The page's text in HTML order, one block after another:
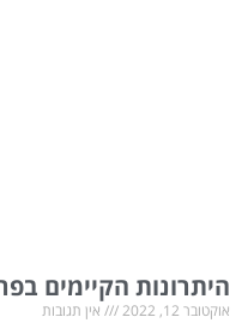
היתרונות הקיימים
אוקטובר 12, 2022 אין תגובות